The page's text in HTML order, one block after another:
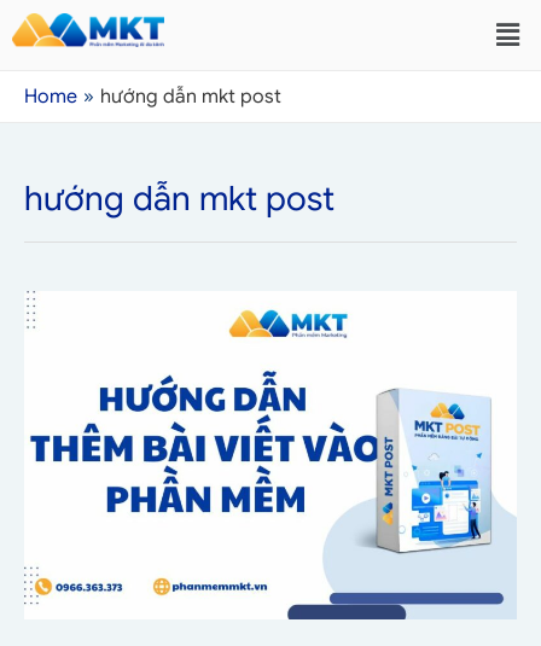
Home hướng dẫn mkt post
hướng dẫn mkt post